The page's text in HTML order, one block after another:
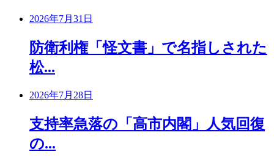
2026年7月31日
防衛利権「怪文書」で名指しされた
松...
2026年7月28日
支持率急落の「高市内閣」人気回復
の...